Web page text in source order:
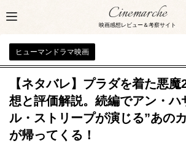
Cinemarche
映画感想レビュー＆考察サイト
ヒューマンドラマ映画
【ネタバレ】プラダを着た悪
想と評価解説。続編でアン・ハ
ル・ストリープが演じる”あの
が帰ってくる！